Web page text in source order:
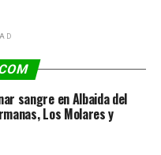
sangre en Albaida del
Los Molares y